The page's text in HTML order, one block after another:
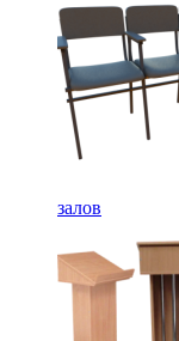
залов